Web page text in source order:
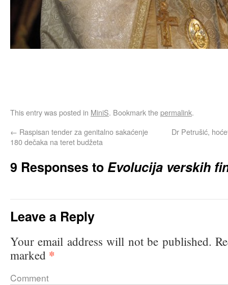
This entry was posted in MiniS. Bookmark thepermalink.
← Raspisan tender za genitalno sakaćenje
180 dečaka na teret budžeta
Dr Petrušić,
9 Responses to Evolucija verskih
Leave a Reply
Your email address will not be published.
marked *